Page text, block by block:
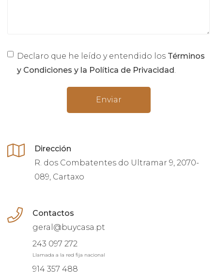
Declaro que he leído y entendido los Términos
y Condiciones y la Política de Privacidad
Enviar
Dirección
R. dos Combatentes do Ultramar 9, 2070-
089, Cartaxo
Contactos
geral@buycasa.pt
243 097 272
Llamada a la red fija nacional
914 357 488